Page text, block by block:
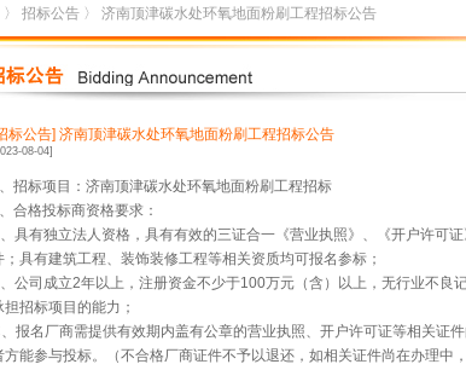
〉 招标公告 〉 济南顶津碳水处环氧地面粉刷工程招标公告
标公告] 济南顶津碳水处环氧地面粉刷工程招标公告
08-04]
招标项目：济南顶津碳水处环氧地面粉刷工程招标
合格投标商资格要求：
具有独立法人资格，具有有效的三证合一《营业执照》、《开户许可
；具有建筑工程、装饰装修工程等相关资质均可报名参标；
公司成立2年以上，注册资金不少于100万元（含）以上，无行业不良
担招标项目的能力；
报名厂商需提供有效期内盖有公章的营业执照、开户许可证等相关证
方能参与投标。（不合格厂商证件不予以退还，如相关证件尚在办理中